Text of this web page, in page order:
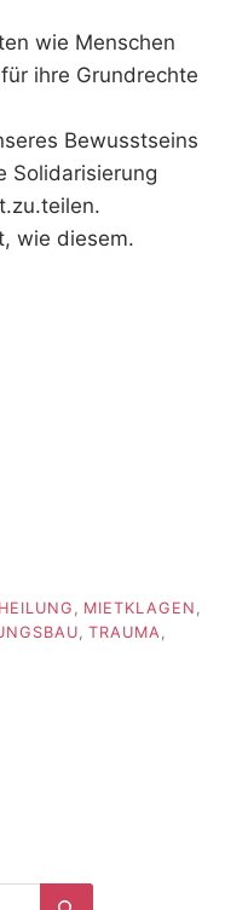
wie Menschen
ihre Grundrechte
Bewusstseins
Solidarisierung
wie diesem.
HEILUNG MIETKLAGEN
TRAUMA